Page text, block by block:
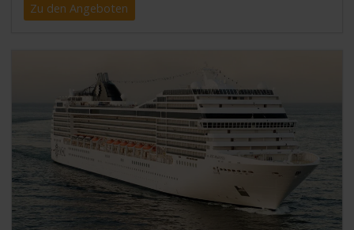
Zu den Angeboten